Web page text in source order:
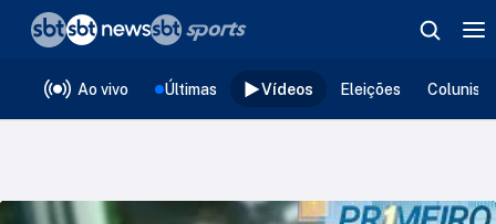
Ao vivo Últimas Vídeos Eleições
❮voltar
Editorias